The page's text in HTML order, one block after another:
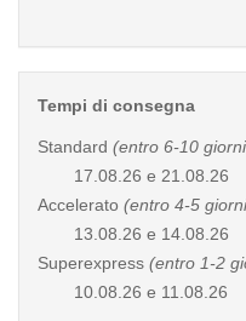
Tempi di consegna
Standard (entro 6-10
17.08.26 e 21.08.26
Accelerato (entro 4-5
13.08.26 e 14.08.26
Superexpress (entro 1-2
10.08.26 e 11.08.26